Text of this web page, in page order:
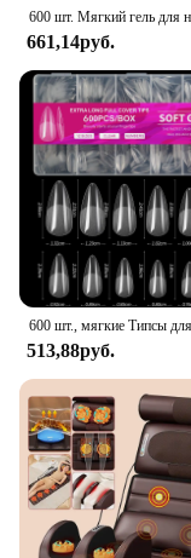
661,14руб.
513,88руб.